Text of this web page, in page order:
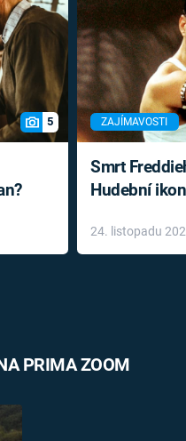
5 ZAJÍMAVOSTI
Smrt
Hudební
léky
24. listopadu
PRIMA ZOOM